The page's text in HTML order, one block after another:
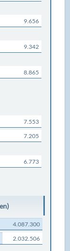
9.656
9.342
8.865
7.553
7.205
6.773
4.087.300
2.032.506